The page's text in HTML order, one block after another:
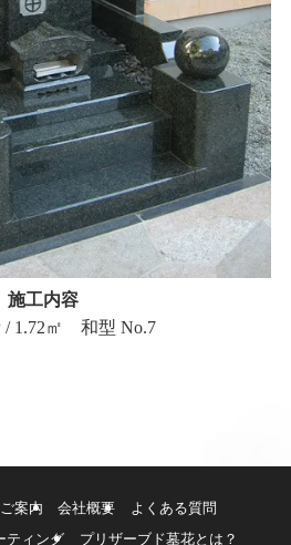
施工内容
/ 1.72㎡ 和型 No.7
案内 会社概要
よくある質問
ティング
プリザーブド墓花とは？